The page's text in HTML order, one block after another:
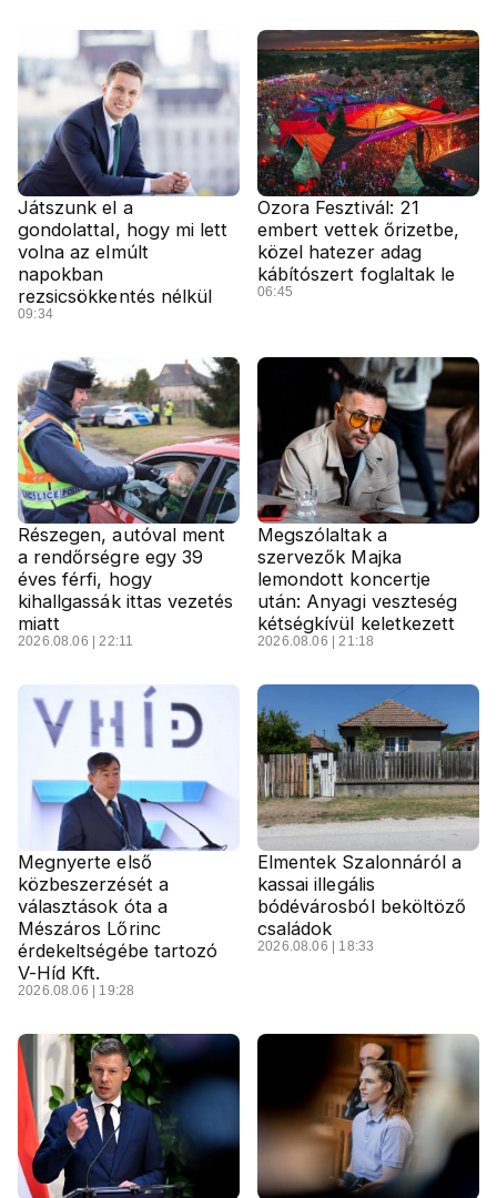
Játszunk el a
gondolattal, hogy mi lett
volna az elmúlt
napokban
rezsicsökkentés nélkül
09:34
Ozora Fesztivál: 21
embert vettek őrizetbe,
közel hatezer adag
kábítószert foglaltak le
06:45
Részegen, autóval ment
a rendőrségre egy 39
éves férfi, hogy
kihallgassák ittas vezetés
miatt
2026.08.06 | 22:11
Megszólaltak a
szervezők Majka
lemondott koncertje
után: Anyagi veszteség
kétségkívül keletkezett
2026.08.06 | 21:18
Megnyerte első
közbeszerzését a
választások óta a
Mészáros Lőrinc
érdekeltségébe tartozó
V-Híd Kft.
2026.08.06 | 19:28
Elmentek Szalonnáról a
kassai illegális
bódévárosból beköltöző
családok
2026.08.06 | 18:33